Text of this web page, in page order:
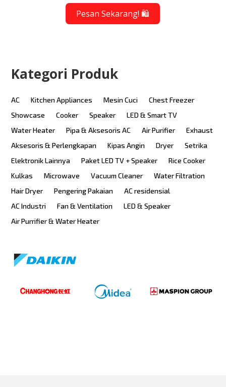
Pesan Sekarang! 🛍️
Kategori Produk
AC Kitchen Appliances Mesin Cuci
Chest Freezer
Showcase
Cooker Speaker
LED & Smart TV
Water Heater
Pipa & Aksesoris AC Air Purifier
Exhaust
Aksesoris & Perlengkapan
Kipas Angin Dryer
Setrika
Elektronik Lainnya
Paket LED TV + Speaker
Rice Cooker
Kulkas
Microwave Vacuum Cleaner
Water Filtration
Hair Dryer
Pengering Pakaian
AC residensial
AC Industri
Fan & Ventilation
LED & Speaker
Air Purrifier & Water Heater